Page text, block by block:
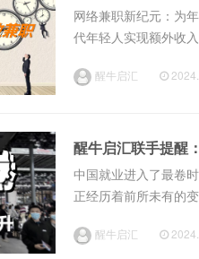
网络兼职新纪元：为
代年轻人实现额外收
你带来一份可观的副业
醒牛启汇
醒牛启汇联手提醒
中国就业进入了最卷
正经历着前所未有的
我们不得不提及Chat...
醒牛启汇